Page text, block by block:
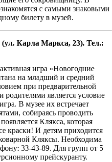
с самыми знаковыми
билету в музей.
(ул. Карла Маркса, 23). Тел.:
игра «Новогодние
на младший и средний
при предварительной
родителями является условие
В музее их встречает
собираясь проводить
Клякса, которая
краски! И детям приходится
Кляксы. Необходима
33-43-89. Для групп от 5
прейскуранту.